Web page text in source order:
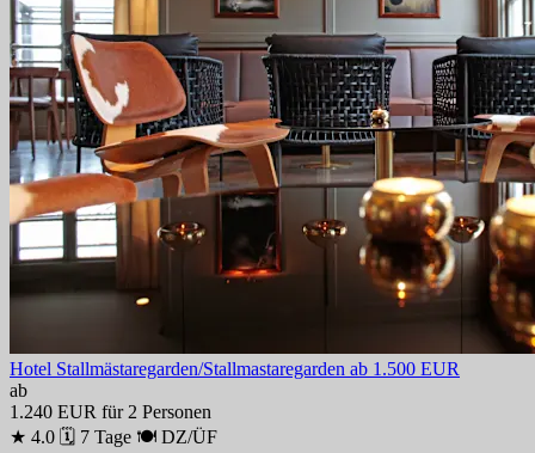
Hotel Stallmästaregarden/Stallmastaregarden ab 1.500 EUR
ab
1.240 EUR für 2 Personen
★ 4.0 🗓 7 Tage 🍽 DZ/ÜF